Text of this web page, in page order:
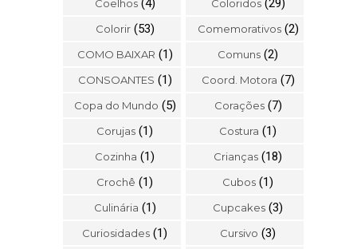
Coelhos (4) Coloridos (29)
Colorir (53) Comemorativos (2)
COMO BAIXAR (1) Comuns (2)
CONSOANTES (1) Coord. Motora (7)
Copa do Mundo (5) Corações (7)
Corujas (1) Costura (1)
Cozinha (1) Crianças (18)
Crochê (1) Cubos (1)
Culinária (1) Cupcakes (3)
Curiosidades (1) Cursivo (3)